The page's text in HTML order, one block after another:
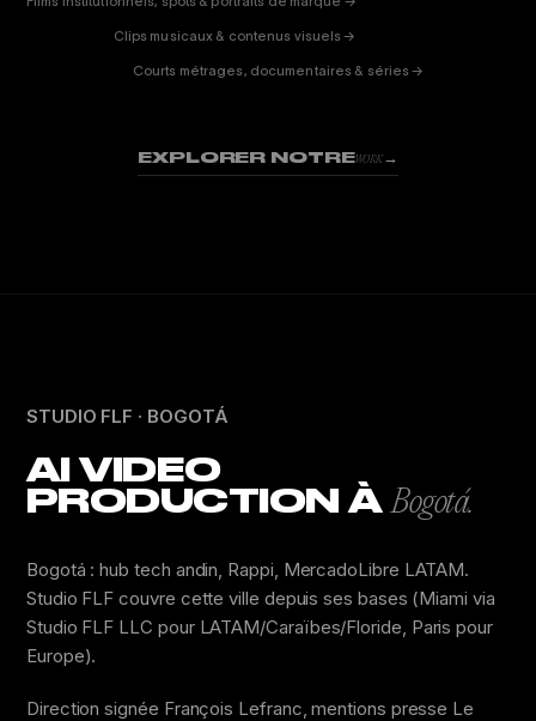
Clips musicaux & contenus visuels →
& DOC
Courts métrages, documentaires & séries →
EXPLORER NOTREWORK→
STUDIO FLF · BOGOTÁ
AI VIDEO
PRODUCTION ÀBogotá.
Bogotá : hub tech andin, Rappi, MercadoLibre LATAM.
Studio FLF couvre cette ville depuis ses bases (Miami via
Studio FLF LLC pour LATAM/Caraïbes/Floride, Paris pour
Europe).
Direction signée François Lefranc, mentions presse Le